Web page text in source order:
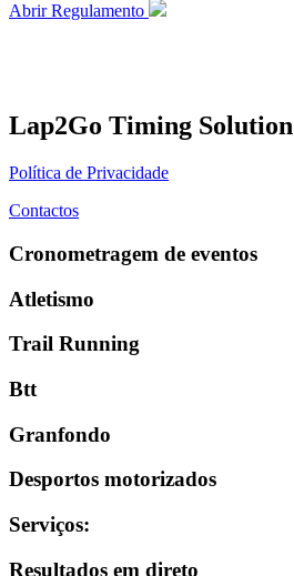
Abrir Regulamento
Lap2Go Timing Solution
Política de Privacidade
Contactos
Cronometragem de eventos
Atletismo
Trail Running
Btt
Granfondo
Desportos motorizados
Serviços:
Resultados em direto